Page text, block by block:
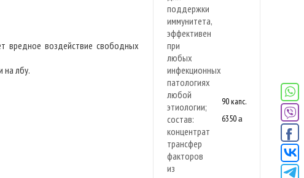
вредное воздействие свободных
на лбу.
90 капс.
Новая
6350a